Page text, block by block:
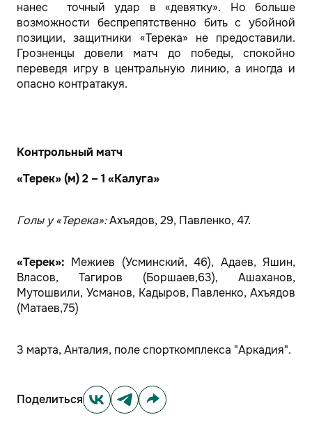
нанес точный удар в «девятку». Но больше
возможности беспрепятственно бить с убойной
позиции, защитники «Терека» не предоставили.
Грозненцы довели матч до победы, спокойно
переведя игру в центральную линию, а иногда и
опасно контратакуя.
Контрольный матч
«Терек» (м) 2 – 1 «Калуга»
Голы у «Терека»:Ахъядов, 29, Павленко, 47.
«Терек»: Межиев (Усминский, 46), Адаев, Яшин,
Власов, Тагиров (Боршаев,63), Ашаханов,
Мутошвили, Усманов, Кадыров, Павленко, Ахъядов
(Матаев,75)
3 марта, Анталия, поле спорткомплекса "Аркадия".
Поделиться